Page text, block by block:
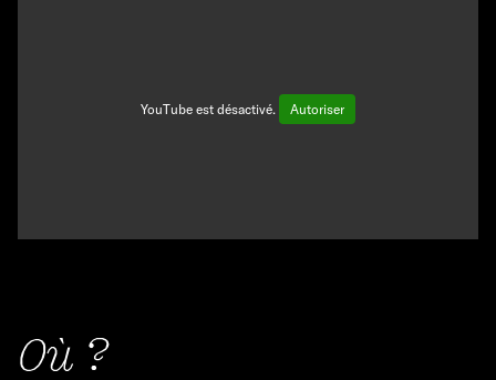
YouTube est désactivé. Autoriser
Où ?